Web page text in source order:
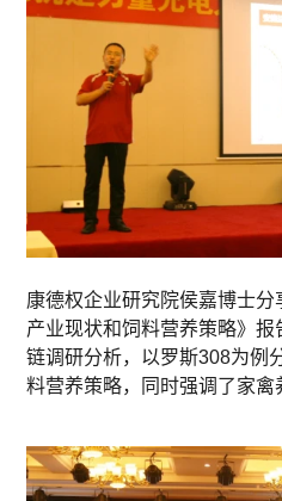
康德权企业研究院侯嘉博士
产业现状和饲料营养策略》
链调研分析，以罗斯308为例
料营养策略，同时强调了家禽